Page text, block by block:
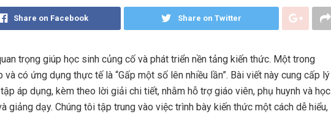
Share on Facebook Share on Twitter
trọng giúp học sinh củng cố và phát triển nền tảng kiến thức. Một trong
có ứng dụng thực tế là “Gấp một số lên nhiều lần”. Bài viết này cung cấp lý
áp dụng, kèm theo lời giải chi tiết, nhằm hỗ trợ giáo viên, phụ huynh và học
giảng dạy. Chúng tôi tập trung vào việc trình bày kiến thức một cách dễ hiểu,